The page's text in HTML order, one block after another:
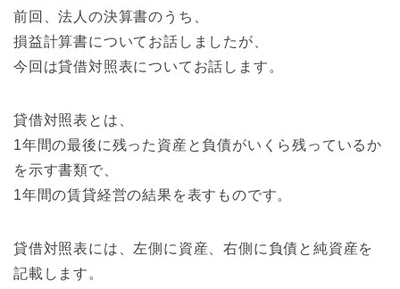
前回、法人の決算書のうち、
損益計算書についてお話しましたが、
今回は貸借対照表についてお話します。
貸借対照表とは、
1年間の最後に残った資産と負債がいくら残っているか
を示す書類で、
1年間の賃貸経営の結果を表すものです。
貸借対照表には、左側に資産、右側に負債と純資産を
記載します。